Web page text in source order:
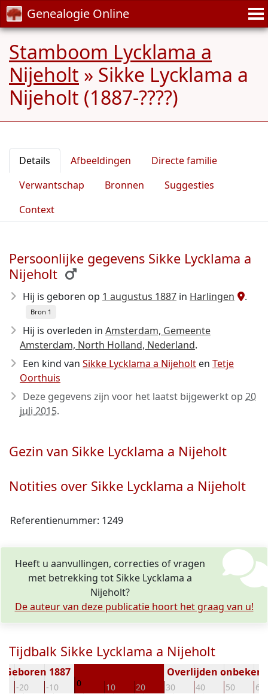
Genealogie Online
Stamboom Lycklama a
Nijeholt » Sikke Lycklama a
Nijeholt (1887-????)
Details Afbeeldingen
Directe familie
Verwantschap
Bronnen
Suggesties
Context
Persoonlijke gegevens Sikke Lycklama a
Nijeholt
Hij is geboren op 1 augustus 1887 in Harlingen .
Bron 1
Hij is overleden in Amsterdam, Gemeente
Amsterdam, North Holland, Nederland.
Een kind van Sikke Lycklama a Nijeholt en Tetje
Oorthuis
Deze gegevens zijn voor het laatst bijgewerkt op 20
juli 2015.
Gezin van Sikke Lycklama a Nijeholt
Notities over Sikke Lycklama a Nijeholt
Referentienummer: 1249
Heeft u aanvullingen, correcties of vragen
met betrekking tot Sikke Lycklama a
Nijeholt?
De auteur van deze publicatie hoort het graag van u!
Tijdbalk Sikke Lycklama a Nijeholt
-20 -10 0 10 20 30 40 50 60
Geboren 1887 Overlijden